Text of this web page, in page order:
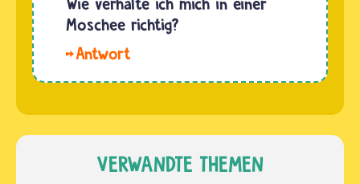
in…
anderen
zusammen.
Manchmal
beten im
auf Knien
und in
immer in
Moschee richtig?
besuchst,
dann
musst du
VERWANDTE THEMEN